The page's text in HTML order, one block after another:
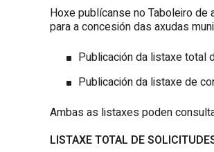
Hoxe publícanse no Taboleiro de
para a concesión das axudas
Publicación da listaxe total
Publicación da listaxe de
Ambas as listaxes poden
LISTAXE TOTAL DE